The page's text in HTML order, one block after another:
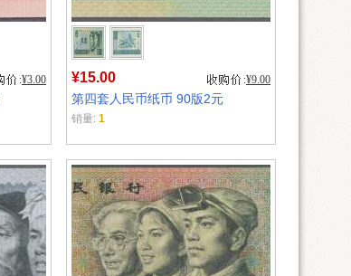
¥3.00 ¥15.00 ¥9.00
第四套人民币纸币 90版2元
销量: 1